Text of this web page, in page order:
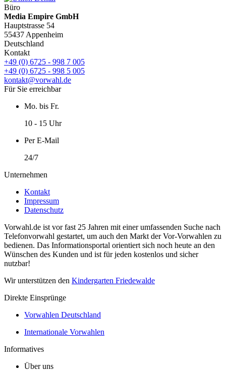
Büro
Media Empire GmbH
Hauptstrasse 54
55437 Appenheim
Deutschland
Kontakt
+49 (0) 6725 - 998 7 005
+49 (0) 6725 - 998 5 005
kontakt@vorwahl.de
Für Sie erreichbar
Mo. bis Fr.
10 - 15 Uhr
Per E-Mail
24/7
Unternehmen
Kontakt
Impressum
Datenschutz
Vorwahl.de ist vor fast 25 Jahren mit einer umfassenden Suche nach
Telefonvorwahl gestartet, um auch den Markt der Vor-Vorwahlen zu
bedienen. Das Informationsportal orientiert sich noch heute an den
Wünschen des Kunden und ist für jeden kostenlos und sicher
nutzbar!
Wir unterstützen den Kindergarten Friedewalde
Direkte Einsprünge
Vorwahlen Deutschland
Internationale Vorwahlen
Informatives
Über uns